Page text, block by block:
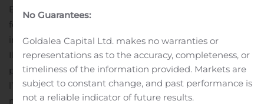
Energia, piattaforma di aggregazione di impianti
fotovoltaici in Italia di un primario fondo d’investimento,
in partnership con lo sponsor LCF Alliance.
Il prezzo complessivo per la cessione degli impianti è
pari a Euro 5 milioni circa (Equity value), mentre
l’incasso netto per TerniEnergia sarà pari a Euro 2,7
milioni circa (al netto del conto Escrow, pari a Euro 1
No Guarantees:
Goldalea Capital Ltd. makes no warranties or
representations as to the accuracy, completeness, or
timeliness of the information provided. Markets are
subject to constant change, and past performance is
not a reliable indicator of future results.